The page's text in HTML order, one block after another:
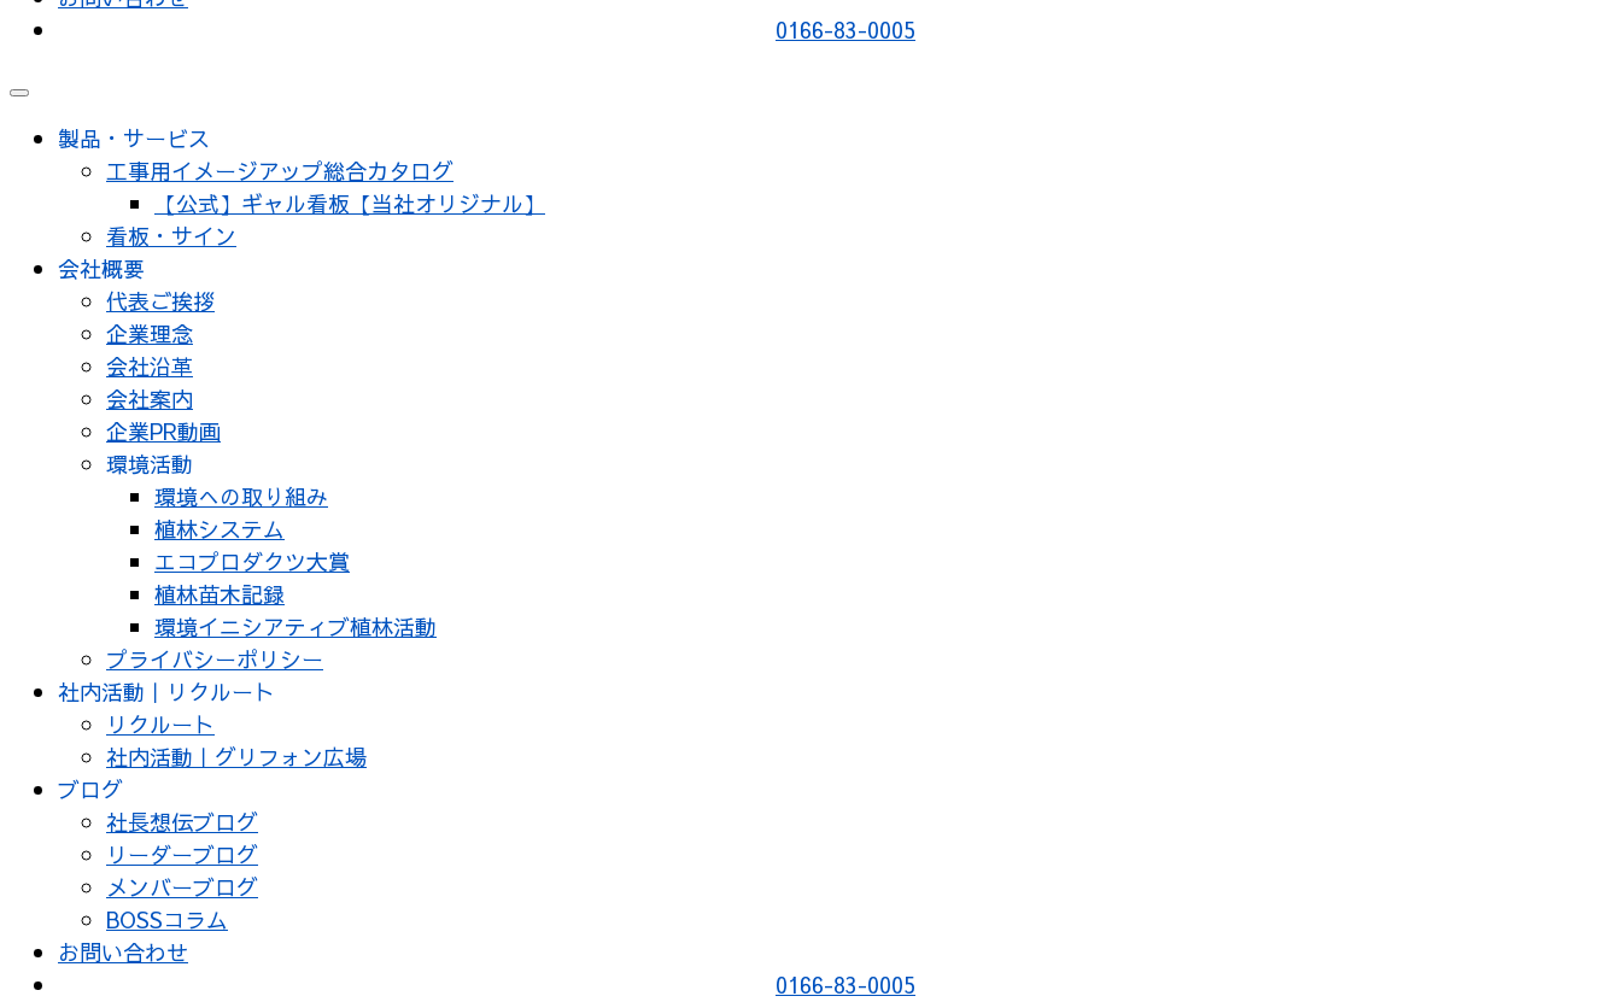
0166-83-0005
メ
製品・サービス
工事用イメージアップ総合カタログ
【公式】ギャル看板【当社オリジナル】
看板・サイン
会社概要
代表ご挨拶
企業理念
会社沿革
会社案内
企業PR動画
環境活動
環境への取り組み
植林システム
エコプロダクツ大賞
植林苗木記録
環境イニシアティブ植林活動
プライバシーポリシー
社内活動｜リクルート
リクルート
社内活動｜グリフォン広場
ブログ
社長想伝ブログ
リーダーブログ
メンバーブログ
BOSSコラム
お問い合わせ
0166-83-0005